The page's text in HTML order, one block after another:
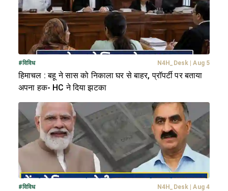
#विविध N4H_Desk | Aug 5
हिमाचल : बहू ने सास को निकाला घर से बाहर, प्रॉपर्टी पर बताया
अपना हक- HC ने दिया झटका
#विविध N4H_Desk | Aug 4